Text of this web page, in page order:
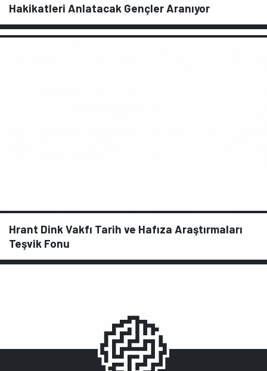
Hakikatleri Anlatacak Gençler Aranıyor
Hrant Dink Vakfı Tarih ve Hafıza Araştırmaları
Teşvik Fonu